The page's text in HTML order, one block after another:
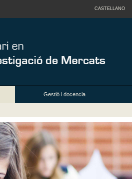
CASTELLANO
Gestió i docencia